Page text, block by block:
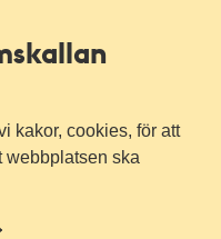
kakor, cookies, för att
webbplatsen ska